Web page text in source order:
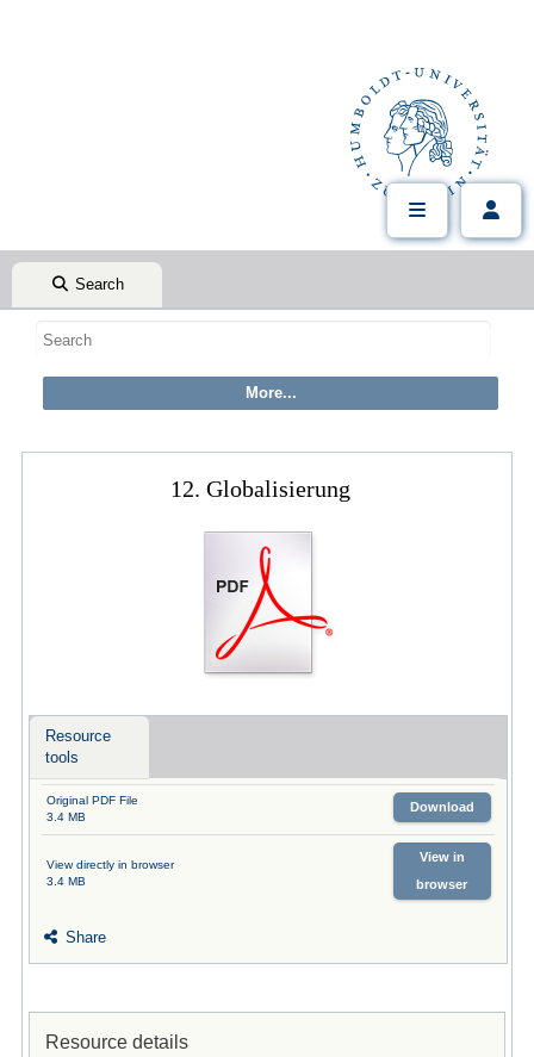
Search
12. Globalisierung
Resource
tools
Original PDF File
3.4 MB
Download
View directly in browser
3.4 MB
View in
browser
Share
Resource details